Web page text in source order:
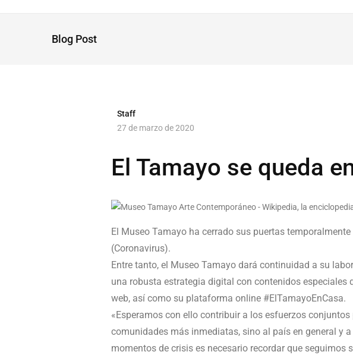
Blog Post
Staff
27 de marzo de 2020
El Tamayo se queda
El Museo Tamayo ha cerrado sus puertas
(Coronavirus).
Entre tanto, el Museo Tamayo dará continuidad a su
una robusta estrategia digital con contenidos especiales
web, así como su plataforma online #ElTamayoEnCasa.
«Esperamos con ello contribuir a los esfuerzos
comunidades más inmediatas, sino al país en general y
momentos de crisis es necesario recordar que